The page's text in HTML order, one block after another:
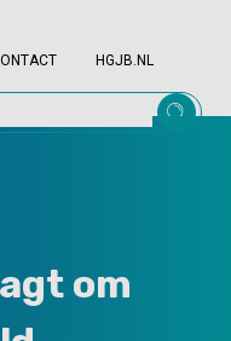
HGJB.NL
om